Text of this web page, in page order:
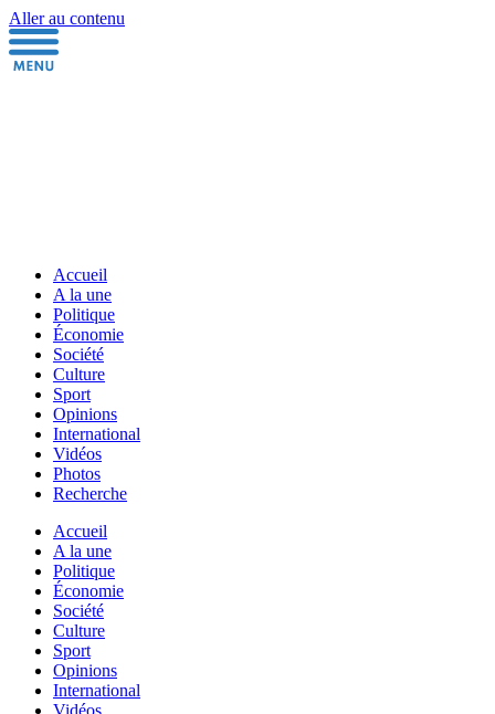
Aller au contenu
Accueil
A la une
Politique
Économie
Société
Culture
Sport
Opinions
International
Vidéos
Photos
Recherche
Accueil
A la une
Politique
Économie
Société
Culture
Sport
Opinions
International
Vidéos